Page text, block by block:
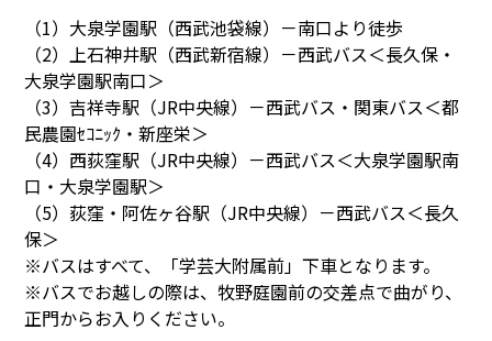
行事と生活団活動の実践
給食
制服・制定品
R8学校通信 巻頭言
学校の歴史・自然
沿革
校章・校歌
学校の歌
昔の大泉小
（1）大泉学園駅（西武池袋線）－南口より徒歩
（2）上石神井駅（西武新宿線）－西武バス＜長久保・
大泉学園駅南口＞
（3）吉祥寺駅（JR中央線）－西武バス・関東バス＜都
民農園ｾｺﾆｯｸ・新座栄＞
（4）西荻窪駅（JR中央線）－西武バス＜大泉学園駅南
口・大泉学園駅＞
（5）荻窪・阿佐ヶ谷駅（JR中央線）－西武バス＜長久
保＞
※バスはすべて、「学芸大附属前」下車となります。
※バスでお越しの際は、牧野庭園前の交差点で曲がり、
正門からお入りください。